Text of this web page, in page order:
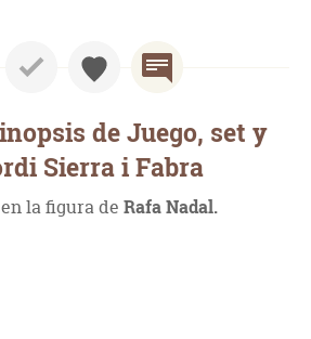
de Juego, set y
Sierra i Fabra
la figura de Rafa Nadal.